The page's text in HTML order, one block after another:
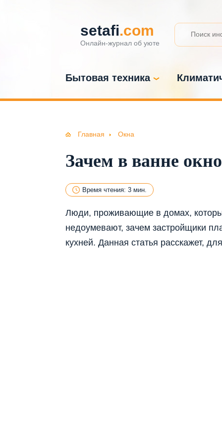
setafi.com
Онлайн-журнал об уюте
Бытовая техника
Главная Окна
Зачем в ванне окно
Время чтения: 3 мин.
Люди, проживающие в домах,
недоумевают, зачем застройщики
кухней. Данная статья расскажет,